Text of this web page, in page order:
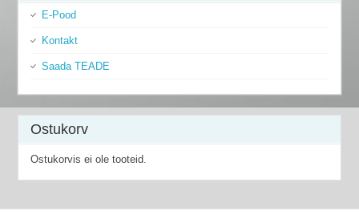
E-Pood
Kontakt
Saada TEADE
Ostukorv
Ostukorvis ei ole tooteid.